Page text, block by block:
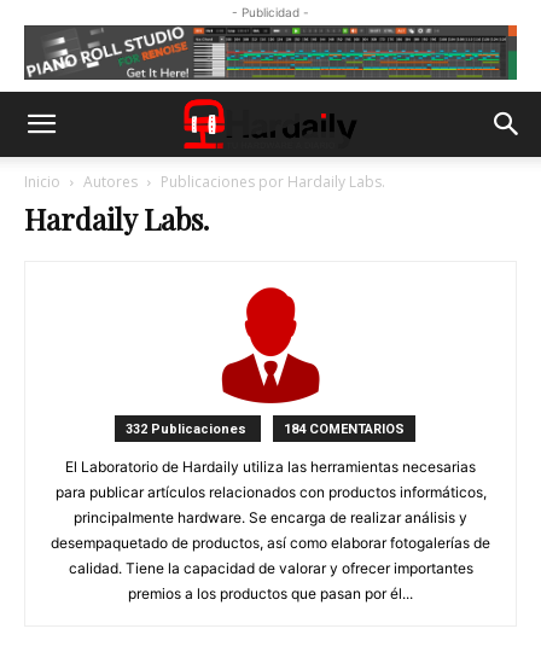
- Publicidad -
Inicio Autores Publicaciones por Hardaily Labs.
Hardaily Labs.
332 Publicaciones 184 COMENTARIOS
El Laboratorio de Hardaily utiliza las herramientas necesarias
para publicar artículos relacionados con productos informáticos,
principalmente hardware. Se encarga de realizar análisis y
desempaquetado de productos, así como elaborar fotogalerías de
calidad. Tiene la capacidad de valorar y ofrecer importantes
premios a los productos que pasan por él...